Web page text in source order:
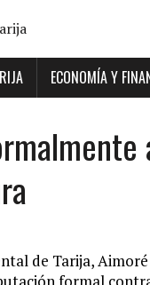
ECONOMÍA Y
de Tarija,